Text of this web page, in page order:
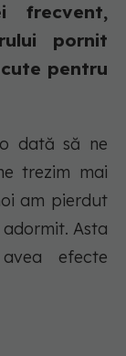
frecvent,
pornit
pentru
dată să ne
trezim mai
am pierdut
Asta
efecte